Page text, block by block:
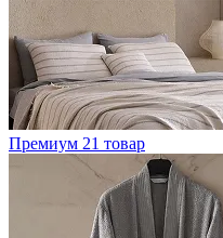
Премиум 21 товар